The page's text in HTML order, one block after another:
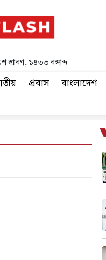
শ্রাবণ, ১৪৩৩ বঙ্গাব্দ
প্রবাস বাংলাদেশ